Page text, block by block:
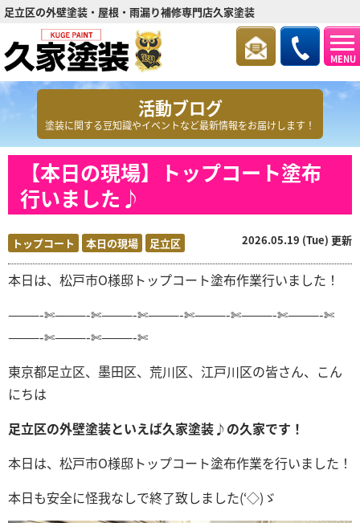
MENU
足立区の外壁塗装・屋根・雨漏り補修専門店久家塗装
活動ブログ
塗装に関する豆知識やイベントなど最新情報をお届けします！
【本日の現場】トップコート塗布
行いました♪
トップコート 本日の現場 足立区 2026.05.19 (Tue) 更新
本日は、松戸市O様邸トップコート塗布作業行いました！
———-✄———-✄———-✄———-✄———-✄———-✄———-✄
———-✄———-✄———-✄
東京都足立区、墨田区、荒川区、江戸川区の皆さん、こん
にちは
足立区の外壁塗装といえば久家塗装♪の久家です！
本日は、松戸市O様邸トップコート塗布作業を行いました！
本日も安全に怪我なしで終了致しました(‘◇)ゞ